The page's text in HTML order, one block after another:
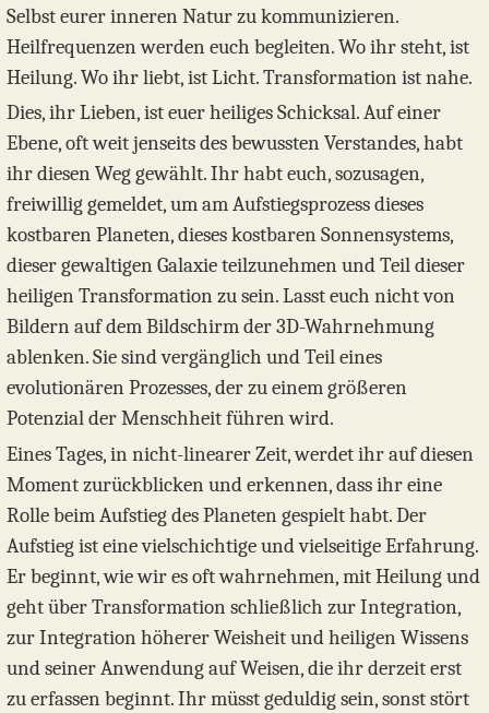
Selbst eurer inneren Natur zu kommunizieren.
Heilfrequenzen werden euch begleiten. Wo ihr steht, ist
Heilung. Wo ihr liebt, ist Licht. Transformation ist nahe.
Dies, ihr Lieben, ist euer heiliges Schicksal. Auf einer
Ebene, oft weit jenseits des bewussten Verstandes, habt
ihr diesen Weg gewählt. Ihr habt euch, sozusagen,
freiwillig gemeldet, um am Aufstiegsprozess dieses
kostbaren Planeten, dieses kostbaren Sonnensystems,
dieser gewaltigen Galaxie teilzunehmen und Teil dieser
heiligen Transformation zu sein. Lasst euch nicht von
Bildern auf dem Bildschirm der 3D-Wahrnehmung
ablenken. Sie sind vergänglich und Teil eines
evolutionären Prozesses, der zu einem größeren
Potenzial der Menschheit führen wird.
Eines Tages, in nicht-linearer Zeit, werdet ihr auf diesen
Moment zurückblicken und erkennen, dass ihr eine
Rolle beim Aufstieg des Planeten gespielt habt. Der
Aufstieg ist eine vielschichtige und vielseitige Erfahrung.
Er beginnt, wie wir es oft wahrnehmen, mit Heilung und
geht über Transformation schließlich zur Integration,
zur Integration höherer Weisheit und heiligen Wissens
und seiner Anwendung auf Weisen, die ihr derzeit erst
zu erfassen beginnt. Ihr müsst geduldig sein, sonst stört